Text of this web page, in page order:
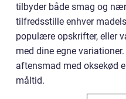
tilbyder både smag og
tilfredsstille enhver
populære opskrifter, eller
med dine egne
aftensmad med oksekød
måltid.